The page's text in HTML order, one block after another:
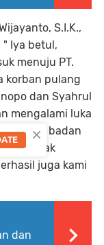
S.I.K.,
" Iya betul,
menuju PT.
korban pulang
dan Syahrul
mengalami luka
badan
dan tidak
juga kami
dan
×